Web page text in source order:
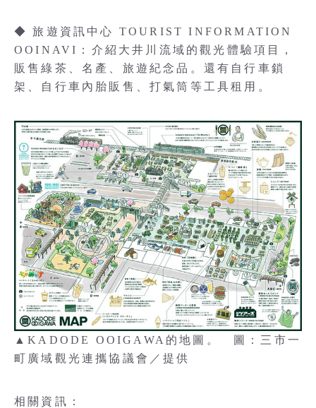
◆ 旅遊資訊中心 TOURIST INFORMATION
OOINAVI：介紹大井川流域的觀光體驗項目，
販售綠茶、名產、旅遊紀念品。還有自行車鎖
架、自行車內胎販售、打氣筒等工具租用。
▲KADODE OOIGAWA的地圖。 圖：三市一
町廣域觀光連攜協議會／提供
相關資訊：